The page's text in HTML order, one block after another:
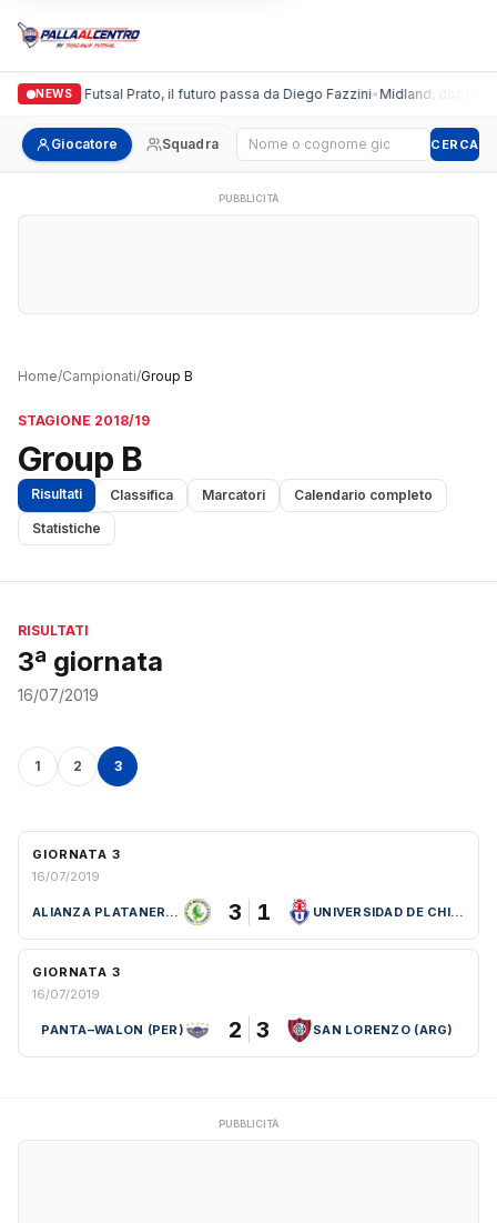
NEWS
Italgronda Futsal Prato, il futuro passa da Diego Fazzini•Midland, doppio
Giocatore Squadra Cerca giocatore CERCA
PUBBLICITÀ
Home/Campionati/Group B
STAGIONE 2018/19
Group B
Risultati Classifica Marcatori
Calendario completo
Statistiche
RISULTATI
3ª giornata
16/07/2019
1 2 3
GIORNATA 3
16/07/2019
ALIANZA PLATANERA (COL) 3 1 UNIVERSIDAD DE CHILE (CHI)
GIORNATA 3
16/07/2019
PANTA–WALON (PER) 2 3 SAN LORENZO (ARG)
PUBBLICITÀ